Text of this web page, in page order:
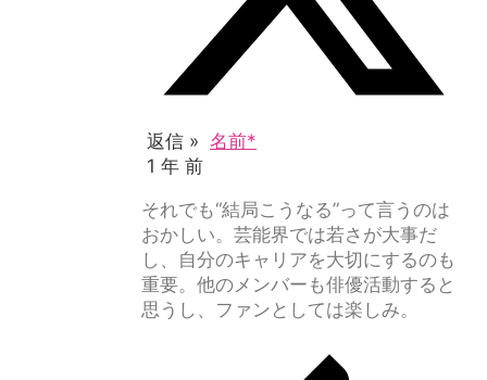
返信 » 名前*
1 年 前
それでも“結局こうなる”って言うのは
おかしい。芸能界では若さが大事だ
し、自分のキャリアを大切にするのも
重要。他のメンバーも俳優活動すると
思うし、ファンとしては楽しみ。